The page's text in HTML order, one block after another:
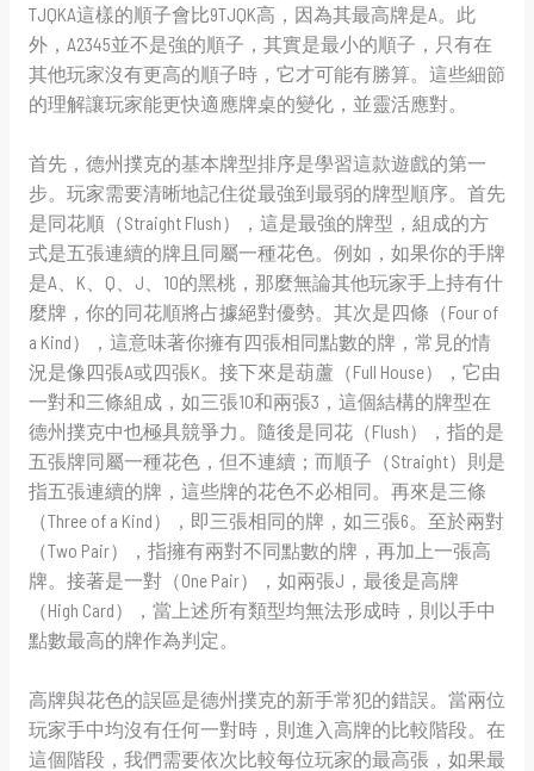
TJQKA這樣的順子會比9TJQK高，因為其最高牌是A。此
外，A2345並不是強的順子，其實是最小的順子，只有在
其他玩家沒有更高的順子時，它才可能有勝算。這些細節
的理解讓玩家能更快適應牌桌的變化，並靈活應對。
首先，德州撲克的基本牌型排序是學習這款遊戲的第一
步。玩家需要清晰地記住從最強到最弱的牌型順序。首先
是同花順（Straight Flush），這是最強的牌型，組成的方
式是五張連續的牌且同屬一種花色。例如，如果你的手牌
是A、K、Q、J、10的黑桃，那麼無論其他玩家手上持有什
麼牌，你的同花順將占據絕對優勢。其次是四條（Four of
a Kind），這意味著你擁有四張相同點數的牌，常見的情
況是像四張A或四張K。接下來是葫蘆（Full House），它由
一對和三條組成，如三張10和兩張3，這個結構的牌型在
德州撲克中也極具競爭力。隨後是同花（Flush），指的是
五張牌同屬一種花色，但不連續；而順子（Straight）則是
指五張連續的牌，這些牌的花色不必相同。再來是三條
（Three of a Kind），即三張相同的牌，如三張6。至於兩對
（Two Pair），指擁有兩對不同點數的牌，再加上一張高
牌。接著是一對（One Pair），如兩張J，最後是高牌
（High Card），當上述所有類型均無法形成時，則以手中
點數最高的牌作為判定。
高牌與花色的誤區是德州撲克的新手常犯的錯誤。當兩位
玩家手中均沒有任何一對時，則進入高牌的比較階段。在
這個階段，我們需要依次比較每位玩家的最高張，如果最